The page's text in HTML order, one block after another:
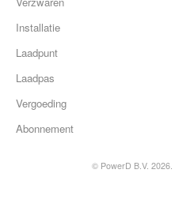
Installatie
Laadpunt
Laadpas
Vergoeding
Abonnement
© PowerD B.V. 2026.